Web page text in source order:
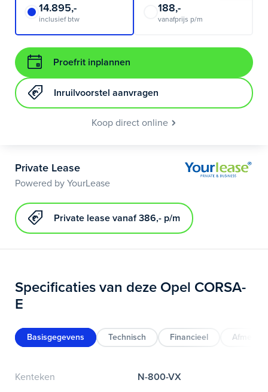
14.895,-
inclusief btw
188,-
vanafprijs p/m
Proefrit inplannen
Inruilvoorstel aanvragen
Koop direct online
Private Lease
Powered by YourLease
Private lease vanaf 386,- p/m
Specificaties van deze Opel CORSA-
E
Basisgegevens Technisch Financieel
Kenteken
N-800-VX